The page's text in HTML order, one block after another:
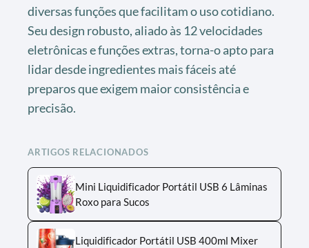
diversas funções que facilitam o uso cotidiano.
Seu design robusto, aliado às 12 velocidades
eletrônicas e funções extras, torna-o apto para
lidar desde ingredientes mais fáceis até
preparos que exigem maior consistência e
precisão.
ARTIGOS RELACIONADOS
Mini Liquidificador Portátil USB 6 Lâminas
Roxo para Sucos
Liquidificador Portátil USB 400ml Mixer